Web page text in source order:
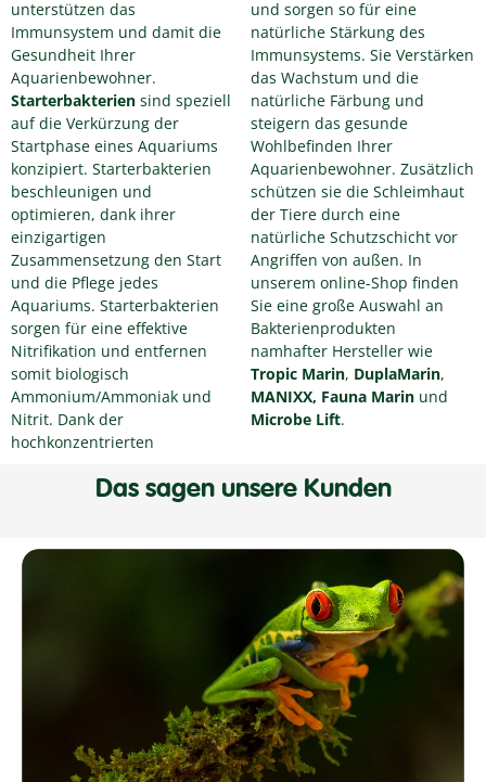
unterstützen das
Immunsystem und damit die
Gesundheit Ihrer
Aquarienbewohner.
Starterbakterien sind speziell
auf die Verkürzung der
Startphase eines Aquariums
konzipiert. Starterbakterien
beschleunigen und
optimieren, dank ihrer
einzigartigen
Zusammensetzung den Start
und die Pflege jedes
Aquariums. Starterbakterien
sorgen für eine effektive
Nitrifikation und entfernen
somit biologisch
Ammonium/Ammoniak und
Nitrit. Dank der
hochkonzentrierten
und sorgen so für eine
natürliche Stärkung des
Immunsystems. Sie Verstärken
das Wachstum und die
natürliche Färbung und
steigern das gesunde
Wohlbefinden Ihrer
Aquarienbewohner. Zusätzlich
schützen sie die Schleimhaut
der Tiere durch eine
natürliche Schutzschicht vor
Angriffen von außen. In
unserem online-Shop finden
Sie eine große Auswahl an
Bakterienprodukten
namhafter Hersteller wie
Tropic Marin, DuplaMarin,
MANIXX, Fauna Marin und
Microbe Lift.
Das sagen unsere Kunden